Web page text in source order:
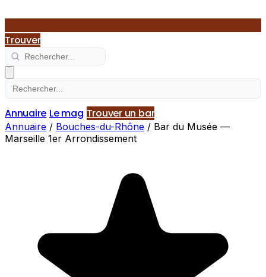
Trouver
Annuaire Le mag Trouver un bar
Annuaire / Bouches-du-Rhône / Bar du Musée —
Marseille 1er Arrondissement